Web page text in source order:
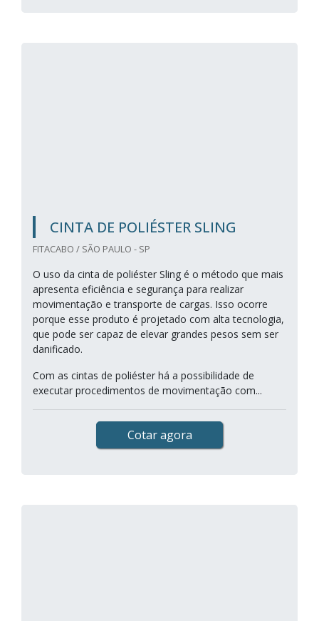
CINTA DE POLIÉSTER SLING
FITACABO / SÃO PAULO - SP
O uso da cinta de poliéster Sling é o método que mais
apresenta eficiência e segurança para realizar
movimentação e transporte de cargas. Isso ocorre
porque esse produto é projetado com alta tecnologia,
que pode ser capaz de elevar grandes pesos sem ser
danificado.
Com as cintas de poliéster há a possibilidade de
executar procedimentos de movimentação com...
Cotar agora